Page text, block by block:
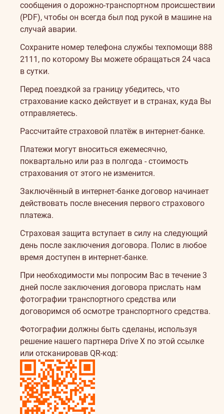
сообщения о дорожно-транспортном происшествии
(PDF), чтобы он всегда был под рукой в машине на
случай аварии.
Сохраните номер телефона службы техпомощи 888
2111 , по которому Вы можете обращаться 24 часа
в сутки.
Перед поездкой за границу убедитесь, что
страхование каско действует и в странах, куда Вы
отправляетесь.
Как
оформить
страхование?
Рассчитайте страховой платёж в интернет-банке.
Платежи могут вноситься ежемесячно,
поквартально или раз в полгода - стоимость
страхования от этого не изменится.
Заключённый в интернет-банке договор начинает
действовать после внесения первого страхового
платежа.
Страховая защита вступает в силу на следующий
день после заключения договора. Полис в любое
время доступен в интернет-банке.
При необходимости мы попросим Вас в течение 3
дней после заключения договора прислать нам
фотографии транспортного средства или
договоримся об осмотре транспортного средства.
Фотографии должны быть сделаны, используя
решение нашего партнера Drive X по этой ссылке
или отсканировав QR-код: